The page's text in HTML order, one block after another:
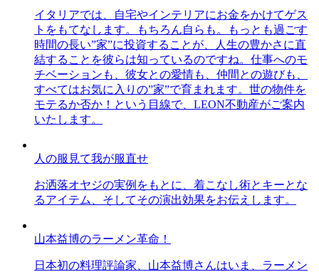
イタリアでは、自宅やインテリアにお金をかけてゲス
トをもてなします。もちろん自らも。もっとも過ごす
時間の長い”家”に投資することが、人生の豊かさに直
結することを彼らは知っているのですね。仕事へのモ
チベーションも、彼女との愛情も、仲間との遊びも、
すべてはお気に入りの”家”で育まれます。世の物件を
モテるか否か！という目線で、LEON不動産がご案内
いたします。
人の服見て我が服直せ
お洒落オヤジの実例をもとに、着こなし術とキーとな
るアイテム、そしてその演出効果をお伝えします。
山本益博のラーメン革命！
日本初の料理評論家、山本益博さんはいま、ラーメン